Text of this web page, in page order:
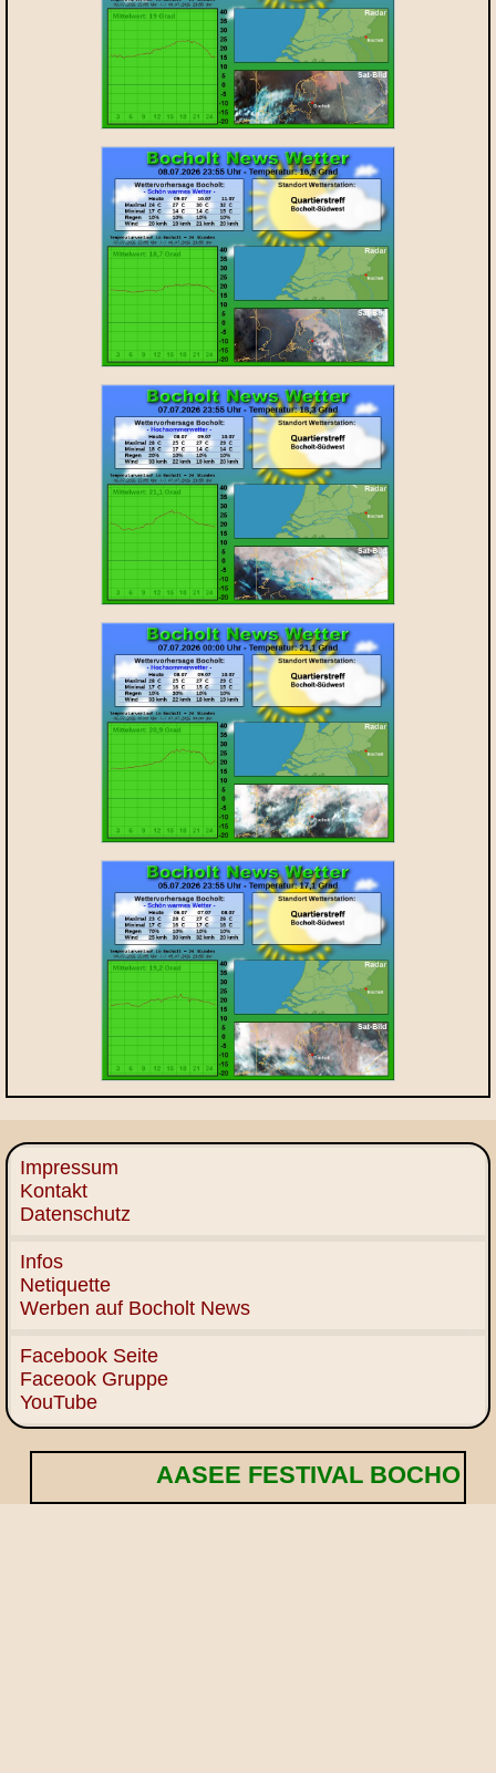
Impressum
Kontakt
Datenschutz
Infos
Netiquette
Werben auf Bocholt News
Facebook Seite
Faceook Gruppe
YouTube
AASEE FESTIVAL BOCHOLT! 🌟